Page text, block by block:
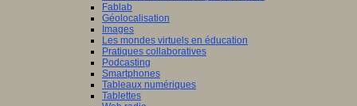
Fablab
Géolocalisation
Images
Les mondes virtuels en éducation
Pratiques collaboratives
Podcasting
Smartphones
Tableaux numériques
Tablettes